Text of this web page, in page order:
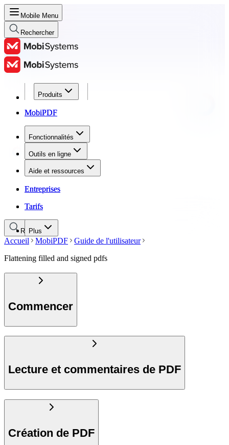
Mobile Menu
Rechercher
Produits
MobiPDF
Fonctionnalités
Outils en ligne
Aide et ressources
Entreprises
Tarifs
Plus
Produits
MobiPDF
Fonctionnalités
Outils en ligne
Aide et ressources
Entreprises
Tarifs
Rechercher
Accueil MobiPDF
Guide de l'utilisateur
Flattening filled and signed pdfs
Commencer
Lecture et commentaires de PDF
Création de PDF